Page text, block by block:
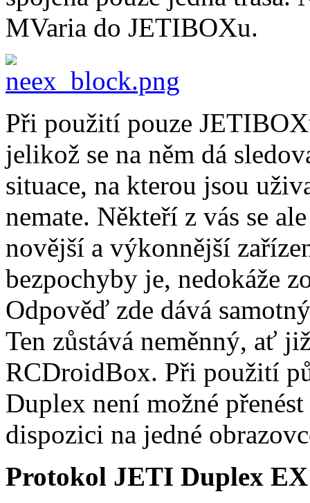
MVaria do JETIBOXu.
Při použití pouze
jelikož se na něm dá
situace, na kterou jsou
nemate. Někteří z vás se
novější a výkonnější
bezpochyby je, nedokáže
Odpověď zde dává
Ten zůstává neměnný, ať
RCDroidBox. Při použití
Duplex není možné
dispozici na jedné
Protokol JETI Duplex EX